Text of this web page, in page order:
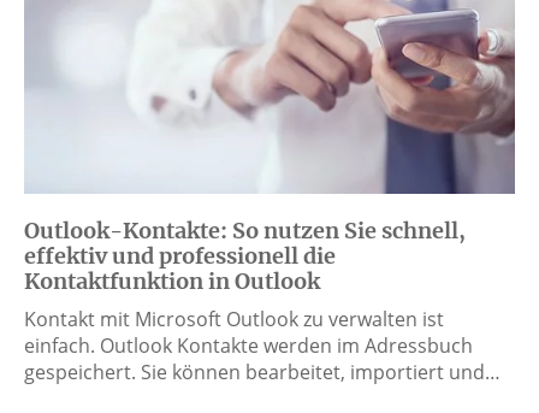
Outlook-Kontakte: So nutzen Sie schnell,
effektiv und professionell die
Kontaktfunktion in Outlook
Kontakt mit Microsoft Outlook zu verwalten ist
einfach. Outlook Kontakte werden im Adressbuch
gespeichert. Sie können bearbeitet, importiert und…